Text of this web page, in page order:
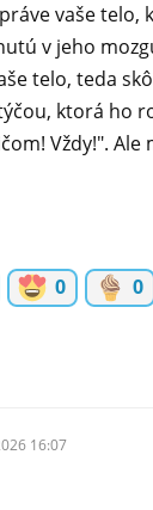
vaše
v jeho
telo, teda
ktorá ho
Vždy!".
0 0
16:07